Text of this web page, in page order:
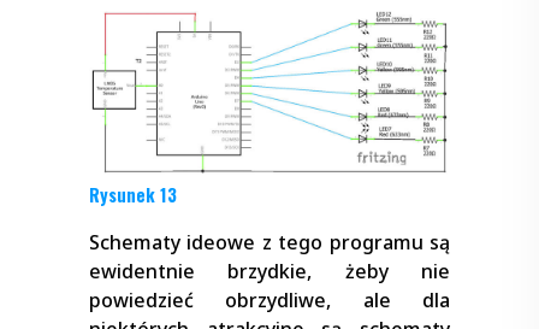
Rysunek 13
Schematy ideowe z tego programu są
ewidentnie brzydkie, żeby nie
powiedzieć obrzydliwe, ale dla